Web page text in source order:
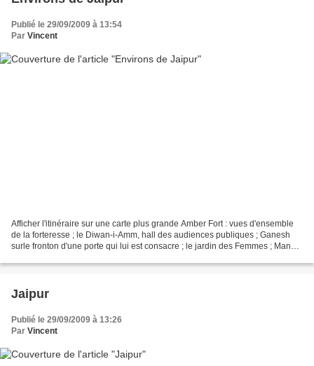
Publié le 29/09/2009 à 13:54
Par Vincent
Afficher l'itinéraire sur une carte plus grande Amber Fort : vues d'ensemble
de la forteresse ; le Diwan-i-Amm, hall des audiences publiques ; Ganesh
surle fronton d'une porte qui lui est consacre ; le jardin des Femmes ; Man
Jaipur
Publié le 29/09/2009 à 13:26
Par Vincent